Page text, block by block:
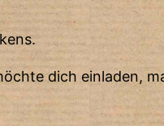
dich einladen,